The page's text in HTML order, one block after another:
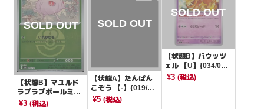
【状態B】マユルド
ラブラブボールミラ
ー【-】{007/193}[M
¥3 (税込)
【状態A】たんぱん
こぞう 【-】{019/02
1}[SVC]
¥5(税込)
【状態B】バウッツ
ェル 【U】{034/07
8}[SV1S]
¥3 (税込)